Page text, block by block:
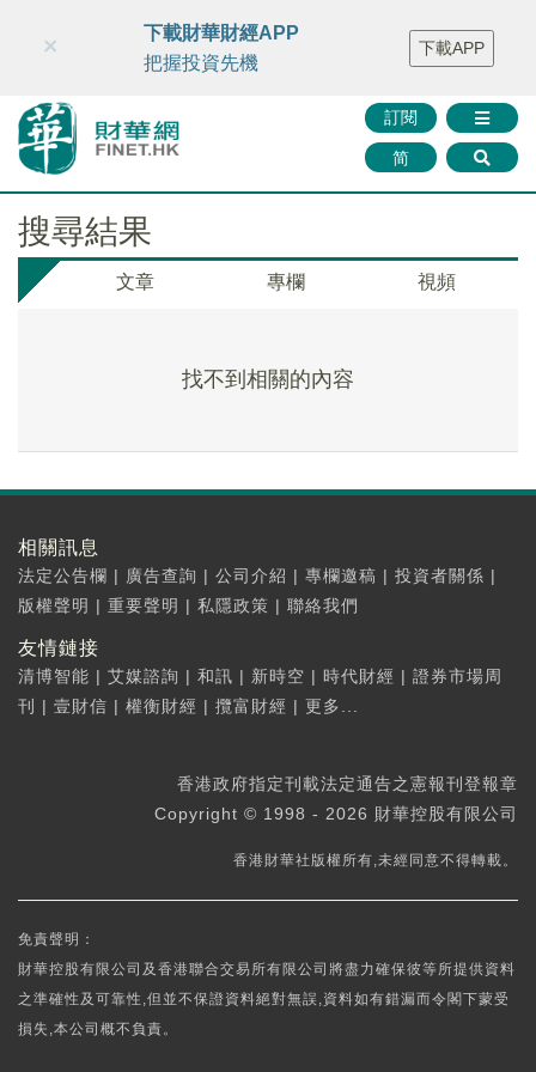
財華智庫網 FINTV FINMETA 財華證券 媒體矩陣
智庫沙龍
聯絡我們
訂閱
简
×
下載財華財經APP
把握投資先機
下載APP
搜尋結果
文章 專欄 視頻
找不到相關的內容
相關訊息
法定公告欄 | 廣告查詢 | 公司介紹 | 專欄邀稿 | 投資者關係 |
版權聲明 | 重要聲明 | 私隱政策 | 聯絡我們
友情鏈接
清博智能 | 艾媒諮詢 | 和訊 | 新時空 | 時代財經 | 證券市場周
刊
| 壹財信 | 權衡財經 | 攬富財經 | 更多...
香港政府指定刊載法定通告之憲報刊登報章
Copyright © 1998 - 2026 財華控股有限公司
香港財華社版權所有,未經同意不得轉載。
免責聲明：
財華控股有限公司及香港聯合交易所有限公司將盡力確保彼等所提供資料
之準確性及可靠性,但並不保證資料絕對無誤,資料如有錯漏而令閣下蒙受
損失,本公司概不負責。